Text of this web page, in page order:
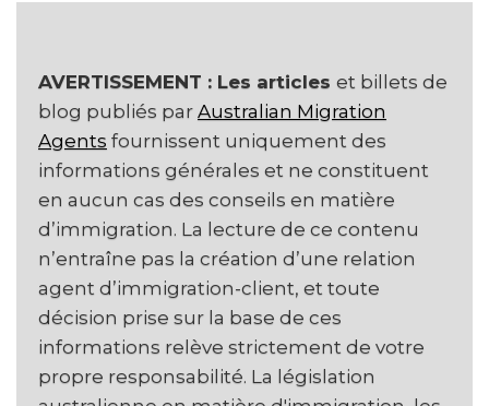
AVERTISSEMENT : Les articles et billets de
blog publiés par Australian Migration
Agents fournissent uniquement des
informations générales et ne constituent
en aucun cas des conseils en matière
d’immigration. La lecture de ce contenu
n’entraîne pas la création d’une relation
agent d’immigration-client, et toute
décision prise sur la base de ces
informations relève strictement de votre
propre responsabilité. La législation